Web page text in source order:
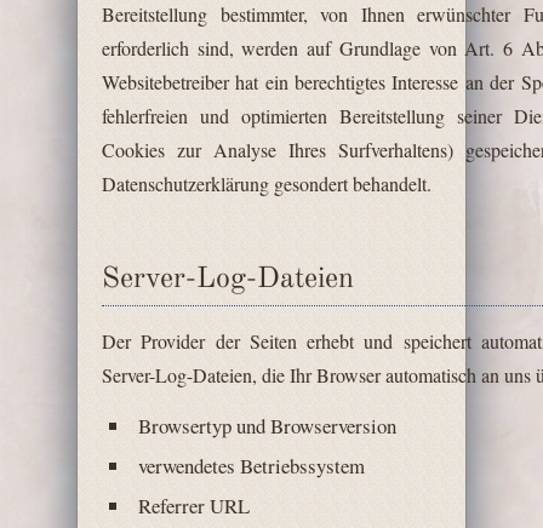
Bereitstellung bestimmter, von Ihnen erwünschter
erforderlich sind, werden auf Grundlage von Art. 6
Websitebetreiber hat ein berechtigtes Interesse an der
fehlerfreien und optimierten Bereitstellung seiner
Cookies zur Analyse Ihres Surfverhaltens)
Datenschutzerklärung gesondert behandelt.
Server-Log-Dateien
Der Provider der Seiten erhebt und speichert
Server-Log-Dateien, die Ihr Browser automatisch an uns
Browsertyp und Browserversion
verwendetes Betriebssystem
Referrer URL